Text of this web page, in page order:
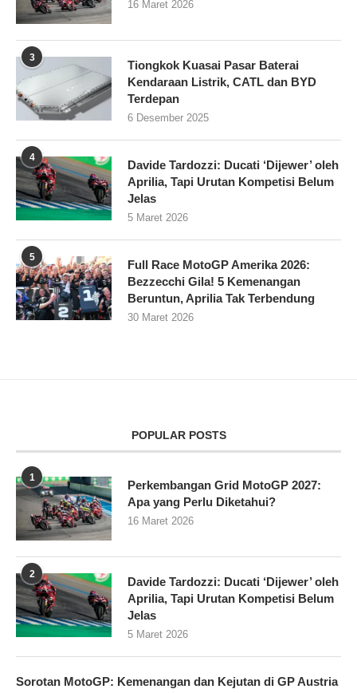
16 Maret 2026
3
Tiongkok Kuasai Pasar Baterai
Kendaraan Listrik, CATL dan BYD
Terdepan
6 Desember 2025
4
Davide Tardozzi: Ducati ‘Dijewer’ oleh
Aprilia, Tapi Urutan Kompetisi Belum
Jelas
5 Maret 2026
5
Full Race MotoGP Amerika 2026:
Bezzecchi Gila! 5 Kemenangan
Beruntun, Aprilia Tak Terbendung
30 Maret 2026
POPULAR POSTS
1
Perkembangan Grid MotoGP 2027:
Apa yang Perlu Diketahui?
16 Maret 2026
2
Davide Tardozzi: Ducati ‘Dijewer’ oleh
Aprilia, Tapi Urutan Kompetisi Belum
Jelas
5 Maret 2026
Sorotan MotoGP: Kemenangan dan Kejutan di GP Austria